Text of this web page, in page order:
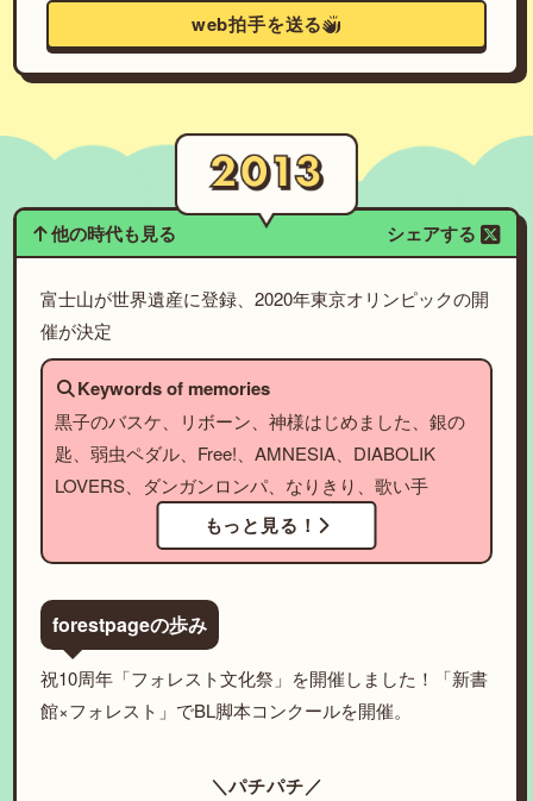
web拍手を送る
他の時代も見る シェアする
富士山が世界遺産に登録、2020年東京オリンピックの開
催が決定
Keywords of memories
黒子のバスケ、リボーン、神様はじめました、銀の
匙、弱虫ペダル、Free!、AMNESIA、DIABOLIK
LOVERS、ダンガンロンパ、なりきり、歌い手
もっと見る！
forestpageの歩み
祝10周年「フォレスト文化祭」を開催しました！「新書
館×フォレスト」でBL脚本コンクールを開催。
＼パチパチ／